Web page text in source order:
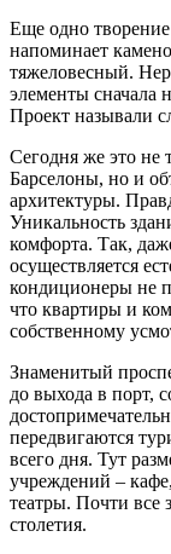
Еще одно
напоминает
тяжеловесный.
элементы сначала
Проект называли
Сегодня же это не
Барселоны, но и
архитектуры.
Уникальность
комфорта. Так,
осуществляется
кондиционеры не
что квартиры и
собственному
Знаменитый
до выхода в порт,
передвигаются
всего дня. Тут
учреждений –
театры. Почти все
столетия.